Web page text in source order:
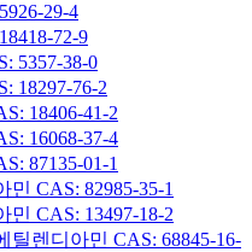
29-4
72-9
5357-38-0
18297-76-2
18406-41-2
16068-37-4
87135-01-1
CAS: 82985-35-1
CAS: 13497-18-2
렌디아민 CAS: 68845-16-